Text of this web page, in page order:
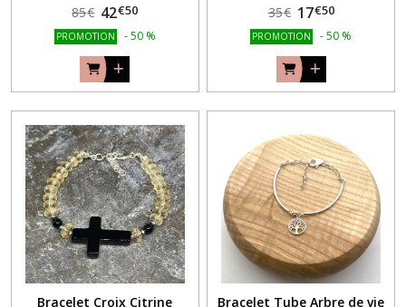
85€ 42€50
PROMOTION -50 %
35€ 17€50
PROMOTION -50 %
Bracelet Croix Citrine
Bracelet Tube Arbre de vie